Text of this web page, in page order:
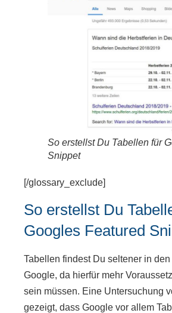
So erstellst Du Tabellen für
Snippet
[/glossary_exclude]
So erstellst Du
Googles Featured
Tabellen findest Du seltener in
Google, da hierfür mehr
sein müssen. Eine Untersuchung
gezeigt, dass Google vor allem